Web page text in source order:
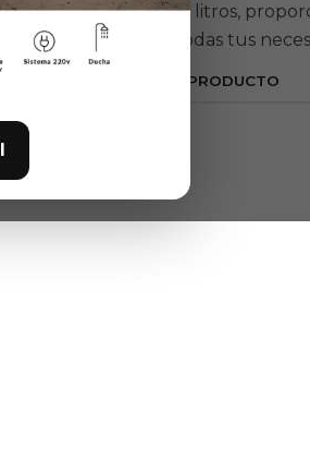
capacidad de 150 litros,
suficiente para todas tus
COMPARTIR ESTE PRODUCTO